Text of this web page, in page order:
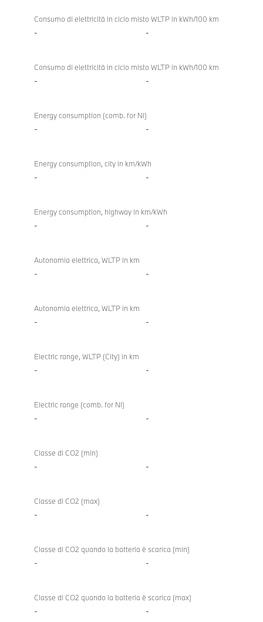
Consumo di elettricità in ciclo misto WLTP in kWh/100 km
- -
Consumo di elettricità in ciclo misto WLTP in kWh/100 km
- -
Energy consumption (comb. for NI)
- -
Energy consumption, city in km/kWh
- -
Energy consumption, highway in km/kWh
- -
Autonomia elettrica, WLTP in km
- -
Autonomia elettrica, WLTP in km
- -
Electric range, WLTP (City) in km
- -
Electric range (comb. for NI)
- -
Classe di CO2 (min)
- -
Classe di CO2 (max)
- -
Classe di CO2 quando la batteria è scarica (min)
- -
Classe di CO2 quando la batteria è scarica (max)
- -